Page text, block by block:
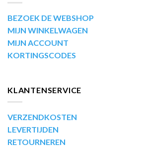
BEZOEK DE WEBSHOP
MIJN WINKELWAGEN
MIJN ACCOUNT
KORTINGSCODES
KLANTENSERVICE
VERZENDKOSTEN
LEVERTIJDEN
RETOURNEREN